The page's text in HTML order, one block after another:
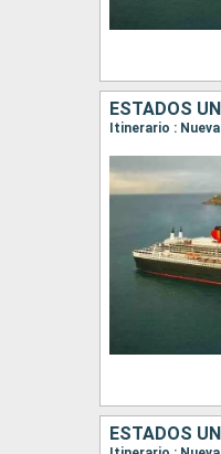
ESTADOS